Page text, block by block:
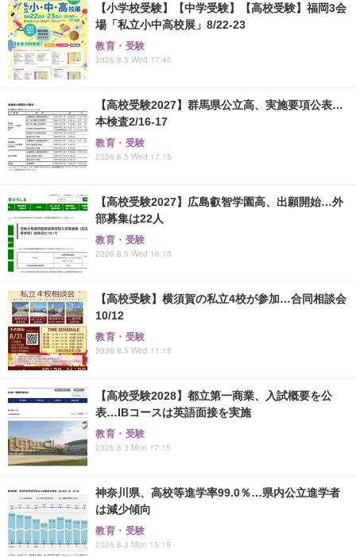
【小学校受験】【中学受験】【高校受験】福岡3会
場「私立小中高校展」8/22-23
教育・受験
2026.8.5 Wed 17:45
【高校受験2027】群馬県公立高、実施要項公表…
本検査2/16-17
教育・受験
2026.8.5 Wed 17:15
【高校受験2027】広島叡智学園高、出願開始…外
部募集は22人
教育・受験
2026.8.5 Wed 16:15
【高校受験】横須賀の私立4校が参加…合同相談会
10/12
教育・受験
2026.8.5 Wed 11:15
【高校受験2028】都立第一商業、入試概要を公
表…IBコースは英語面接を実施
教育・受験
2026.8.3 Mon 17:15
神奈川県、高校等進学率99.0％…県内公立進学者
は減少傾向
教育・受験
2026.8.3 Mon 15:15